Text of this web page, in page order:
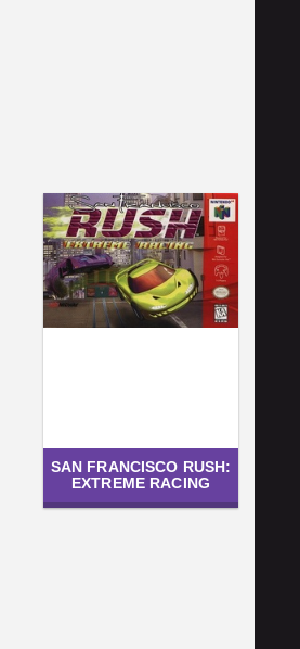
SAN FRANCISCO RUSH:
EXTREME RACING